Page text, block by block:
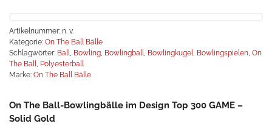
Artikelnummer: n. v.
Kategorie: On The Ball Bälle
Schlagwörter: Ball Bowling Bowlingball Bowlingkugel Bowlingspielen On
The Ball
Polyesterball
Marke: On The Ball Bälle
On The Ball-Bowlingbälle im Design Top 300 GAME –
Solid Gold